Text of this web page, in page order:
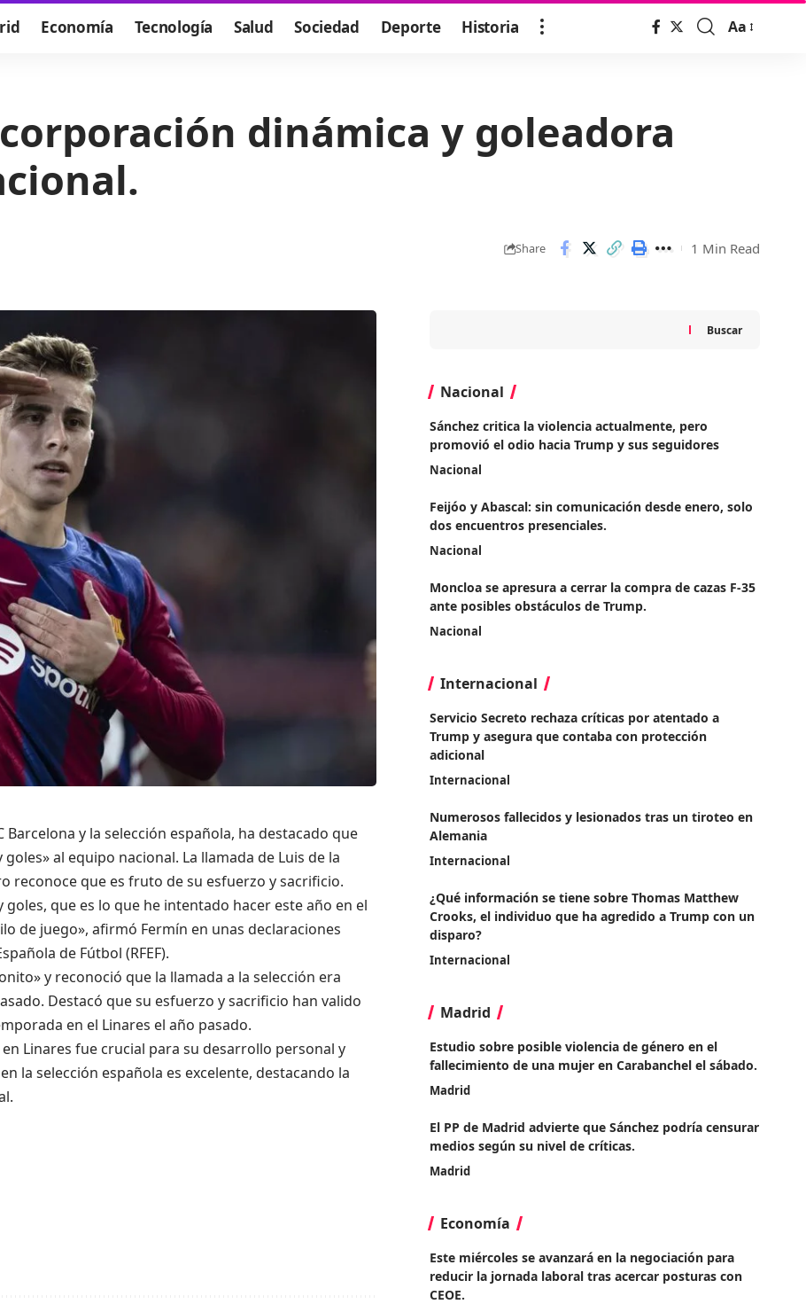
Economía Tecnología Salud Sociedad Deporte Historia
Font
Aa
dinámica y goleadora
Share 1 Min Read
y la selección española, ha destacado que
al equipo nacional. La llamada de Luis de la
reconoce que es fruto de su esfuerzo y sacrificio.
que es lo que he intentado hacer este año en el
de juego», afirmó Fermín en unas declaraciones
de Fútbol (RFEF).
y reconoció que la llamada a la selección era
Destacó que su esfuerzo y sacrificio han valido
en el Linares el año pasado.
Linares fue crucial para su desarrollo personal y
la selección española es excelente, destacando la
Buscar
Nacional
Sánchez critica la violencia actualmente, pero
promovió el odio hacia Trump y sus seguidores
Nacional
Feijóo y Abascal: sin comunicación desde enero, solo
dos encuentros presenciales.
Nacional
Moncloa se apresura a cerrar la compra de cazas F-35
ante posibles obstáculos de Trump.
Nacional
Internacional
Servicio Secreto rechaza críticas por atentado a
Trump y asegura que contaba con protección
adicional
Internacional
Numerosos fallecidos y lesionados tras un tiroteo en
Alemania
Internacional
¿Qué información se tiene sobre Thomas Matthew
Crooks, el individuo que ha agredido a Trump con un
disparo?
Internacional
Madrid
Estudio sobre posible violencia de género en el
fallecimiento de una mujer en Carabanchel el sábado.
Madrid
El PP de Madrid advierte que Sánchez podría censurar
medios según su nivel de críticas.
Madrid
Economía
Este miércoles se avanzará en la negociación para
reducir la jornada laboral tras acercar posturas con
CEOE.